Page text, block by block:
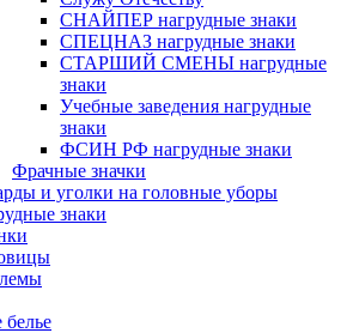
СНАЙПЕР нагрудные знаки
СПЕЦНАЗ нагрудные знаки
СТАРШИЙ СМЕНЫ нагрудные
знаки
Учебные заведения нагрудные
знаки
ФСИН РФ нагрудные знаки
Фрачные значки
и уголки на головные уборы
знаки
белье